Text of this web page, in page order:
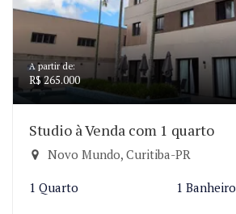
A partir de:
R$ 265.000
Studio à Venda com 1 quarto
Novo Mundo, Curitiba-PR
1 Quarto 1 Banheiro